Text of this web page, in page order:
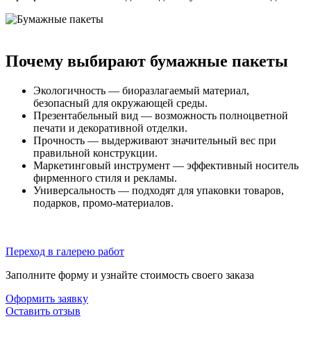
Почему выбирают бумажные пакеты
Экологичность — биоразлагаемый материал,
безопасный для окружающей среды.
Презентабельный вид — возможность полноцветной
печати и декоративной отделки.
Прочность — выдерживают значительный вес при
правильной конструкции.
Маркетинговый инструмент — эффективный носитель
фирменного стиля и рекламы.
Универсальность — подходят для упаковки товаров,
подарков, промо‑материалов.
Переход в галерею работ
Заполните форму и узнайте стоимость своего заказа
Оформить заявку
Оставить отзыв